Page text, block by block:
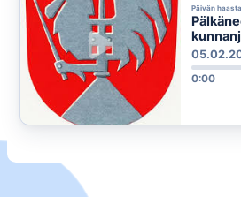
Päivän
valittiin
0:00